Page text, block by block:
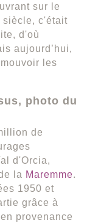
sur le
siècle, c'était
d'où
aujourd’hui,
les
photo du
de
d'Orcia,
la Maremme.
1950 et
grâce à
provenance